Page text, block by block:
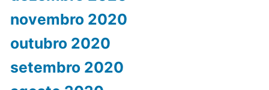
novembro 2020
outubro 2020
setembro 2020